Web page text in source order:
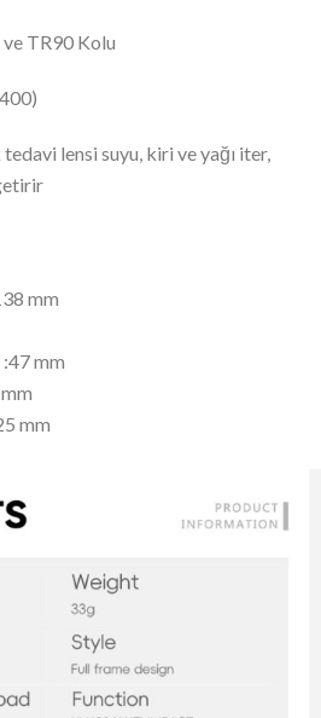
TR90 Kolu
lensi suyu, kiri ve yağı iter,
mm
mm
mm